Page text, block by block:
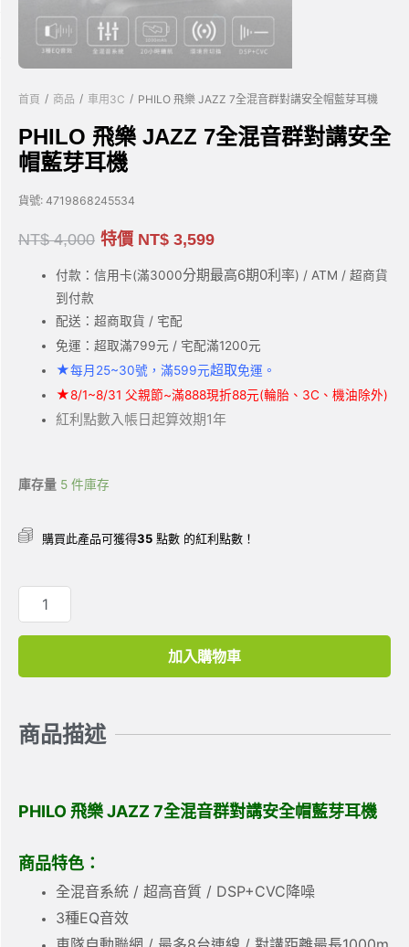
首頁 / 商品 / 車用3C / PHILO 飛樂 JAZZ 7全混音群對講安全帽藍芽耳機
PHILO 飛樂 JAZZ 7全混音群對講安全
帽藍芽耳機
貨號: 4719868245534
NT$4,000 特價 NT$ 3,599
付款：信用卡(滿3000分期最高6期0利率) / ATM / 超商貨
到付款
配送：超商取貨 / 宅配
免運：超取滿799元 / 宅配滿1200元
★每月25~30號，滿599元超取免運。
★8/1~8/31 父親節~滿888現折88元(輪胎、3C、機油除外)
紅利點數入帳日起算效期1年
庫存量 5 件庫存
購買此產品可獲得35 點數 的紅利點數！
加入購物車
商品描述
PHILO 飛樂 JAZZ 7全混音群對講安全帽藍芽耳機
商品特色：
全混音系統 / 超高音質 / DSP+CVC降噪
3種EQ音效